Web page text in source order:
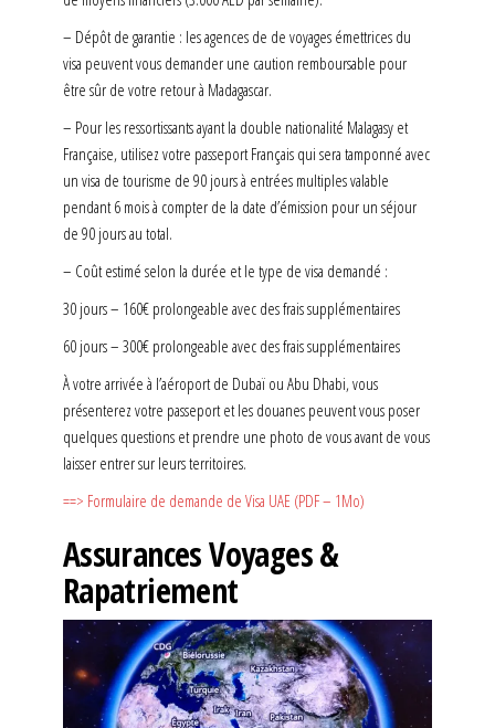
– Dépôt de garantie : les agences de de voyages émettrices du
visa peuvent vous demander une caution remboursable pour
être sûr de votre retour à Madagascar.
– Pour les ressortissants ayant la double nationalité Malagasy et
Française, utilisez votre passeport Français qui sera tamponné avec
un visa de tourisme de 90 jours à entrées multiples valable
pendant 6 mois à compter de la date d’émission pour un séjour
de 90 jours au total.
– Coût estimé selon la durée et le type de visa demandé :
30 jours – 160€ prolongeable avec des frais supplémentaires
60 jours – 300€ prolongeable avec des frais supplémentaires
À votre arrivée à l’aéroport de Dubaï ou Abu Dhabi, vous
présenterez votre passeport et les douanes peuvent vous poser
quelques questions et prendre une photo de vous avant de vous
laisser entrer sur leurs territoires.
==> Formulaire de demande de Visa UAE (PDF – 1Mo)
Assurances Voyages &
Rapatriement